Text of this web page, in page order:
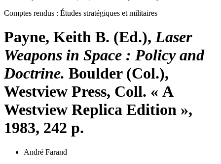
Comptes rendus : Études stratégiques et militaires
Payne, Keith B. (Ed.), Laser
Weapons in Space : Policy and
Doctrine. Boulder (Col.),
Westview Press, Coll. « A
Westview Replica Edition »,
1983, 242 p.
André Farand